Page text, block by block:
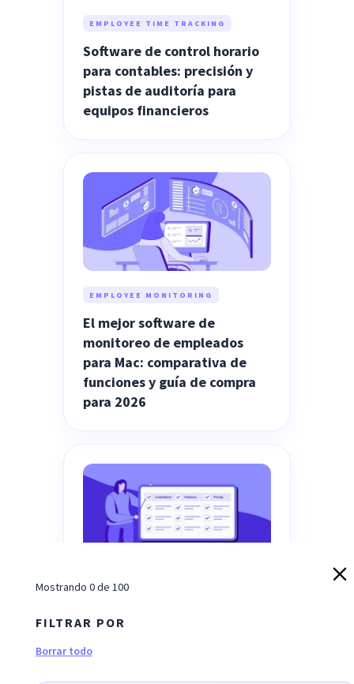
Mostrando 0de 100
FILTRAR POR
Borrar todo
EMPLOYEE TIME TRACKING
Software de control horario
para contables: precisión y
pistas de auditoría para
equipos financieros
EMPLOYEE MONITORING
El mejor software de
monitoreo de empleados
para Mac: comparativa de
funciones y guía de compra
para 2026
EMPLOYEE MONITORING
monitoreo de pantalla para
trabajo híbrido (2026)